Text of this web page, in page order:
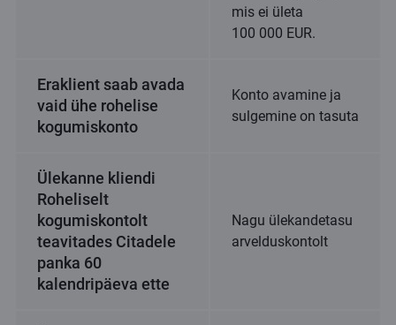
mis ei ületa
100 000 EUR.
Eraklient saab avada
vaid ühe rohelise
kogumiskonto
Konto avamine ja
sulgemine on tasuta
Ülekanne kliendi
Roheliselt
kogumiskontolt
teavitades Citadele
panka 60
kalendripäeva ette
Nagu ülekandetasu
arvelduskontolt